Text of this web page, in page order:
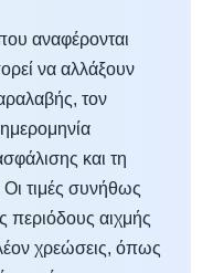
αναφέρονται
να αλλάξουν
τον
και τη
Οι τιμές συνήθως
περιόδους αιχμής
χρεώσεις, όπως